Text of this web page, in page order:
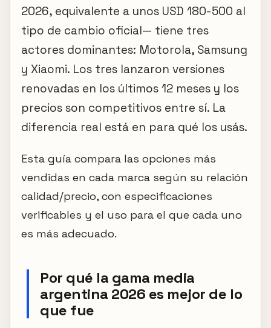
2026, equivalente a unos USD 180-500 al
tipo de cambio oficial— tiene tres
actores dominantes: Motorola, Samsung
y Xiaomi. Los tres lanzaron versiones
renovadas en los últimos 12 meses y los
precios son competitivos entre sí. La
diferencia real está en para qué los usás.
Esta guía compara las opciones más
vendidas en cada marca según su relación
calidad/precio, con especificaciones
verificables y el uso para el que cada uno
es más adecuado.
Por qué la gama media
argentina 2026 es mejor de lo
que fue